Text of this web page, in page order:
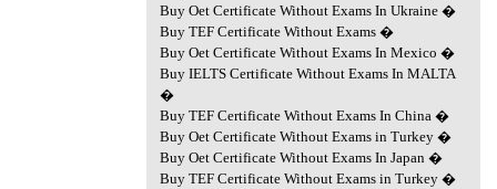
Buy Oet Certificate Without Exams In Ukraine �
Buy TEF Certificate Without Exams �
Buy Oet Certificate Without Exams In Mexico �
Buy IELTS Certificate Without Exams In MALTA
�
Buy TEF Certificate Without Exams In China �
Buy Oet Certificate Without Exams in Turkey �
Buy Oet Certificate Without Exams In Japan �
Buy TEF Certificate Without Exams in Turkey �